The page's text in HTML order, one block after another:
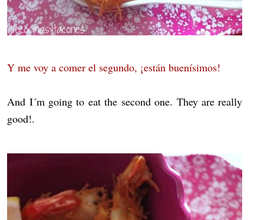
Y me voy a comer el segundo, ¡están buenísimos!
And I´m going to eat the second one. They are really
good!.